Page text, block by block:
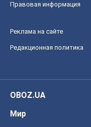
Правовая информация
Реклама на сайте
Редакционная политика
OBOZ.UA
Мир